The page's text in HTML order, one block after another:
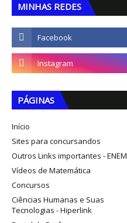
MINHAS REDES
PÁGINAS
Início
Sites para concursandos
Outros Links importantes - ENEM
Vídeos de Matemática
Concursos
Ciências Humanas e Suas
Tecnologias - Hiperlink